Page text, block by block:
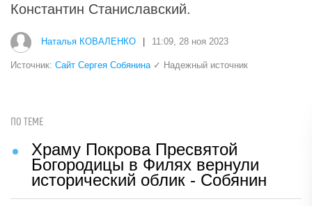
Константин Станиславский.
Наталья КОВАЛЕНКО 11:09, 28 ноя 2023
Источник: Сайт Сергея Собянина ✓ Надежный источник
ПО ТЕМЕ
Храму Покрова Пресвятой
Богородицы в Филях вернули
исторический облик - Собянин